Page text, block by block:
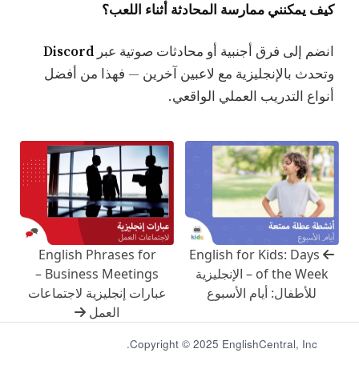
كيف يمكنني ممارسة المحادثة أثناء اللعب؟
انضم إلى فرق أجنبية أو محادثات صوتية عبرDiscord
وتحدث بالإنجليزية مع لاعبين آخرين — فهذا من أفضل
أنواع التدريب العملي الواقعي.
English for Kids: Days
of the Week – الإنجليزية
للأطفال: أيام الأسبوع
English Phrases for
Business Meetings –
عبارات إنجليزية لاجتماعات
العمل
Copyright © 2025 EnglishCentral, Inc.